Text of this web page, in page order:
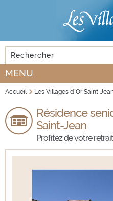
FORMULAIRE DE
Rechercher
MENU
Accueil Les Villages d’Or Saint-
Résidence
Saint-Jean
Profitez de votre